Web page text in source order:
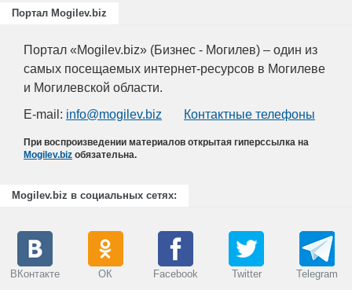
Портал Mogilev.biz
Портал «Mogilev.biz» (Бизнес - Могилев) – один из
самых посещаемых интернет-ресурсов в Могилеве
и Могилевской области.
E-mail: info@mogilev.biz Контактные телефоны
При воспроизведении материалов открытая гиперссылка на
Mogilev.biz обязательна.
Mogilev.biz в социальных сетях:
ВКонтакте ОК Facebook Twitter Telegram